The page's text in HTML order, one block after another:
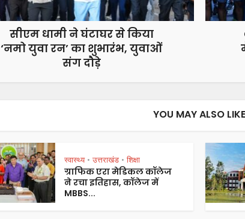
सीएम धामी ने घंटाघर से किया
‘नमो युवा रन’ का शुभारंभ, युवाओं
संग दौड़े
YOU MAY ALSO LIKE
स्वास्थ्य • उत्तराखंड • शिक्षा
ग्राफिक एरा मेडिकल कॉलेज
ने रचा इतिहास, कॉलेज में
MBBS...